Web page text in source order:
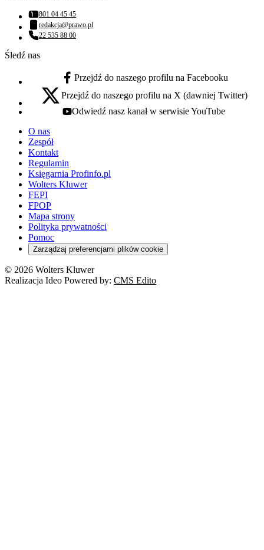
Numer telefonu:
801 04 45 45
Adres email:
redakcja@prawo.pl
Numer telefonu:
22 535 88 00
Śledź nas
facebook - otwiera się w nowej karcie
Przejdź do naszego profilu na Facebooku
x - otwiera się w nowej karcie
Przejdź do naszego profilu na X (dawniej Twitter)
youtube - otwiera się w nowej karcie
Odwiedź nasz kanał w serwisie YouTube
O nas
Zespół
Kontakt
Regulamin
Księgarnia Profinfo.pl
Wolters Kluwer
FEPI
FPOP
Mapa strony
Polityka prywatności
Pomoc
Zarządzaj preferencjami plików cookie
© 2026 Wolters Kluwer
Realizacja Ideo Powered by: CMS Edito